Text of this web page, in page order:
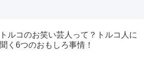
トルコのお笑い芸人って？トルコ人に
聞く6つのおもしろ事情！